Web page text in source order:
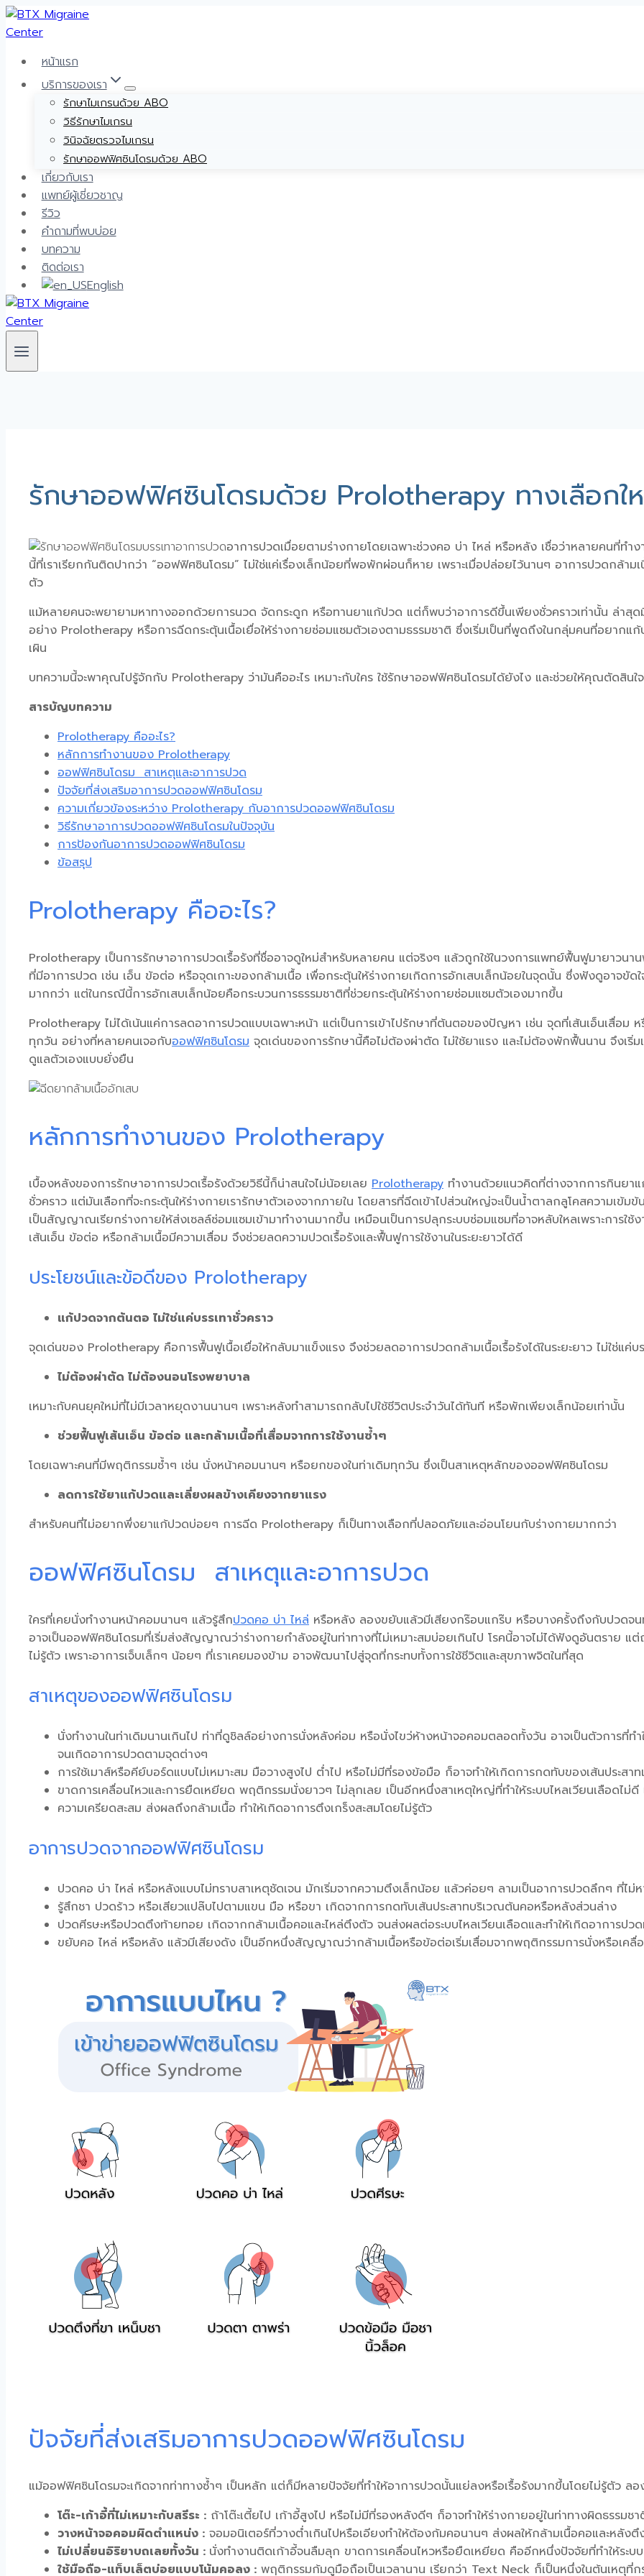
Skip
to
หน้าแรก
บริการของเรา
รักษาไมเกรนด้วย ABO
วิธีรักษาไมเกรน
วินิจฉัยตรวจไมเกรน
รักษาออฟฟิศซินโดรมด้วย ABO
เกี่ยวกับเรา
แพทย์ผู้เชี่ยวชาญ
รีวิว
คำถามที่พบบ่อย
บทความ
ติดต่อเรา
English
รักษาออฟฟิศซินโดรมด้วย Prolotherapy ทางเลือกให
อาการปวดเมื่อยตามร่างกายโดยเฉพาะช่วงคอ บ่า ไหล่ หรือหลัง เชื่อว่าหลายคนที่ท
นี้ที่เราเรียกกันติดปากว่า “ออฟฟิศซินโดรม” ไม่ใช่แค่เรื่องเล็กน้อยที่พอพักผ่อนก็หาย เพราะเมื่อปล่อยไว้นานๆ อาการปวดกล้ามเ
ตัว
แม้หลายคนจะพยายามหาทางออกด้วยการนวด จัดกระดูก หรือทานยาแก้ปวด แต่ก็พบว่าอาการดีขึ้นเพียงชั่วคราวเท่านั้น ล่าสุด
อย่าง Prolotherapy หรือการฉีดกระตุ้นเนื้อเยื่อให้ร่างกายซ่อมแซมตัวเองตามธรรมชาติ ซึ่งเริ่มเป็นที่พูดถึงในกลุ่มคนที่อยากแก้
เผิน
บทความนี้จะพาคุณไปรู้จักกับ Prolotherapy ว่ามันคืออะไร เหมาะกับใคร ใช้รักษาออฟฟิศซินโดรมได้ยังไง และช่วยให้คุณตัดสินใ
สารบัญบทความ
Prolotherapy คืออะไร?
หลักการทำงานของ Prolotherapy
ออฟฟิศซินโดรม สาเหตุและอาการปวด
ปัจจัยที่ส่งเสริมอาการปวดออฟฟิศซินโดรม
ความเกี่ยวข้องระหว่าง Prolotherapy กับอาการปวดออฟฟิศซินโดรม
วิธีรักษาอาการปวดออฟฟิศซินโดรมในปัจจุบัน
การป้องกันอาการปวดออฟฟิศซินโดรม
ข้อสรุป
Prolotherapy คืออะไร?
Prolotherapy เป็นการรักษาอาการปวดเรื้อรังที่ชื่ออาจดูใหม่สำหรับหลายคน แต่จริงๆ แล้วถูกใช้ในวงการแพทย์ฟื้นฟูมายาวน
ที่มีอาการปวด เช่น เอ็น ข้อต่อ หรือจุดเกาะของกล้ามเนื้อ เพื่อกระตุ้นให้ร่างกายเกิดการอักเสบเล็กน้อยในจุดนั้น ซึ่งฟังดูอาจขัด
มากกว่า แต่ในกรณีนี้การอักเสบเล็กน้อยคือกระบวนการธรรมชาติที่ช่วยกระตุ้นให้ร่างกายซ่อมแซมตัวเองมากขึ้น
Prolotherapy ไม่ได้เน้นแค่การลดอาการปวดแบบเฉพาะหน้า แต่เป็นการเข้าไปรักษาที่ต้นตอของปัญหา เช่น จุดที่เส้นเอ็นเสื่อม
ทุกวัน อย่างที่หลายคนเจอกับออฟฟิศซินโดรม จุดเด่นของการรักษานี้คือไม่ต้องผ่าตัด ไม่ใช้ยาแรง และไม่ต้องพักฟื้นนาน จึงเริ่
ดูแลตัวเองแบบยั่งยืน
หลักการทำงานของ Prolotherapy
เบื้องหลังของการรักษาอาการปวดเรื้อรังด้วยวิธีนี้ก็น่าสนใจไม่น้อยเลย Prolotherapy ทำงานด้วยแนวคิดที่ต่างจากการกินยา
ชั่วคราว แต่มันเลือกที่จะกระตุ้นให้ร่างกายเรารักษาตัวเองจากภายใน โดยสารที่ฉีดเข้าไปส่วนใหญ่จะเป็นน้ำตาลกลูโคสความเข้
เป็นสัญญาณเรียกร่างกายให้ส่งเซลล์ซ่อมแซมเข้ามาทำงานมากขึ้น เหมือนเป็นการปลุกระบบซ่อมแซมที่อาจหลับใหลเพราะการใ
เส้นเอ็น ข้อต่อ หรือกล้ามเนื้อมีความเสื่อม จึงช่วยลดความปวดเรื้อรังและฟื้นฟูการใช้งานในระยะยาวได้ดี
ประโยชน์และข้อดีของ Prolotherapy
แก้ปวดจากต้นตอ ไม่ใช่แค่บรรเทาชั่วคราว
จุดเด่นของ Prolotherapy คือการฟื้นฟูเนื้อเยื่อให้กลับมาแข็งแรง จึงช่วยลดอาการปวดกล้ามเนื้อเรื้อรังได้ในระยะยาว ไม่ใช่แค่
ไม่ต้องผ่าตัด ไม่ต้องนอนโรงพยาบาล
เหมาะกับคนยุคใหม่ที่ไม่มีเวลาหยุดงานนานๆ เพราะหลังทำสามารถกลับไปใช้ชีวิตประจำวันได้ทันที หรือพักเพียงเล็กน้อยเท่านั้น
ช่วยฟื้นฟูเส้นเอ็น ข้อต่อ และกล้ามเนื้อที่เสื่อมจากการใช้งานซ้ำๆ
โดยเฉพาะคนที่มีพฤติกรรมซ้ำๆ เช่น นั่งหน้าคอมนานๆ หรือยกของในท่าเดิมทุกวัน ซึ่งเป็นสาเหตุหลักของออฟฟิศซินโดรม
ลดการใช้ยาแก้ปวดและเลี่ยงผลข้างเคียงจากยาแรง
สำหรับคนที่ไม่อยากพึ่งยาแก้ปวดบ่อยๆ การฉีด Prolotherapy ก็เป็นทางเลือกที่ปลอดภัยและอ่อนโยนกับร่างกายมากกว่า
ออฟฟิศซินโดรม สาเหตุและอาการปวด
ใครที่เคยนั่งทำงานหน้าคอมนานๆ แล้วรู้สึกปวดคอ บ่า ไหล่ หรือหลัง ลองขยับแล้วมีเสียงกร๊อบแกร๊บ หรือบางครั้งถึงกับปวดจน
อาจเป็นออฟฟิศซินโดรมที่เริ่มส่งสัญญาณว่าร่างกายกำลังอยู่ในท่าทางที่ไม่เหมาะสมบ่อยเกินไป โรคนี้อาจไม่ได้ฟังดูอันตราย แ
ไม่รู้ตัว เพราะอาการเจ็บเล็กๆ น้อยๆ ที่เราเคยมองข้าม อาจพัฒนาไปสู่จุดที่กระทบทั้งการใช้ชีวิตและสุขภาพจิตในที่สุด
สาเหตุของออฟฟิศซินโดรม
นั่งทำงานในท่าเดิมนานเกินไป ท่าที่ดูชิลล์อย่างการนั่งหลังค่อม หรือนั่งไขว่ห้างหน้าจอคอมตลอดทั้งวัน อาจเป็นตัวการที่ท
จนเกิดอาการปวดตามจุดต่างๆ
การใช้เมาส์หรือคีย์บอร์ดแบบไม่เหมาะสม มือวางสูงไป ต่ำไป หรือไม่มีที่รองข้อมือ ก็อาจทำให้เกิดการกดทับของเส้นประส
ขาดการเคลื่อนไหวและการยืดเหยียด พฤติกรรมนั่งยาวๆ ไม่ลุกเลย เป็นอีกหนึ่งสาเหตุใหญ่ที่ทำให้ระบบไหลเวียนเลือดไม่ดี
ความเครียดสะสม ส่งผลถึงกล้ามเนื้อ ทำให้เกิดอาการตึงเกร็งสะสมโดยไม่รู้ตัว
อาการปวดจากออฟฟิศซินโดรม
ปวดคอ บ่า ไหล่ หรือหลังแบบไม่ทราบสาเหตุชัดเจน มักเริ่มจากความตึงเล็กน้อย แล้วค่อยๆ ลามเป็นอาการปวดลึกๆ ที่ไม่
รู้สึกชา ปวดร้าว หรือเสียวแปล๊บไปตามแขน มือ หรือขา เกิดจากการกดทับเส้นประสาทบริเวณต้นคอหรือหลังส่วนล่าง
ปวดศีรษะหรือปวดตึงท้ายทอย เกิดจากกล้ามเนื้อคอและไหล่ตึงตัว จนส่งผลต่อระบบไหลเวียนเลือดและทำให้เกิดอาการปว
ขยับคอ ไหล่ หรือหลัง แล้วมีเสียงดัง เป็นอีกหนึ่งสัญญาณว่ากล้ามเนื้อหรือข้อต่อเริ่มเสื่อมจากพฤติกรรมการนั่งหรือเคลื่อ
ปัจจัยที่ส่งเสริมอาการปวดออฟฟิศซินโดรม
แม้ออฟฟิศซินโดรมจะเกิดจากท่าทางซ้ำๆ เป็นหลัก แต่ก็มีหลายปัจจัยที่ทำให้อาการปวดนั้นแย่ลงหรือเรื้อรังมากขึ้นโดยไม่รู้ตัว ล
โต๊ะ-เก้าอี้ที่ไม่เหมาะกับสรีระ : ถ้าโต๊ะเตี้ยไป เก้าอี้สูงไป หรือไม่มีที่รองหลังดีๆ ก็อาจทำให้ร่างกายอยู่ในท่าทางผิดธรรมช
วางหน้าจอคอมผิดตำแหน่ง : จอมอนิเตอร์ที่วางต่ำเกินไปหรือเอียงทำให้ต้องก้มคอนานๆ ส่งผลให้กล้ามเนื้อคอและหลังตึ
ไม่เปลี่ยนอิริยาบถเลยทั้งวัน : นั่งทำงานติดเก้าอี้จนลืมลุก ขาดการเคลื่อนไหวหรือยืดเหยียด คืออีกหนึ่งปัจจัยที่ทำให้ระบ
ใช้มือถือ-แท็บเล็ตบ่อยแบบโน้มคอลง : พฤติกรรมก้มดูมือถือเป็นเวลานาน เรียกว่า Text Neck ก็เป็นหนึ่งในต้นเหตุที่ก